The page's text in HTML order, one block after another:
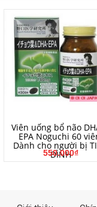
MUA HÀNG
Viên uống bổ não
EPA Noguchi 60
Dành cho người bị
ĐÌNH
550.000₫